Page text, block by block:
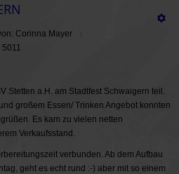
Corinna Mayer
5011
Stetten a.H. am Stadtfest Schwaigern teil.
großem Essen/ Trinken Angebot konnten
Es kam zu vielen netten
Verkaufsstand.
verbunden. Ab dem Aufbau
geht es echt rund :-) aber mit so einem